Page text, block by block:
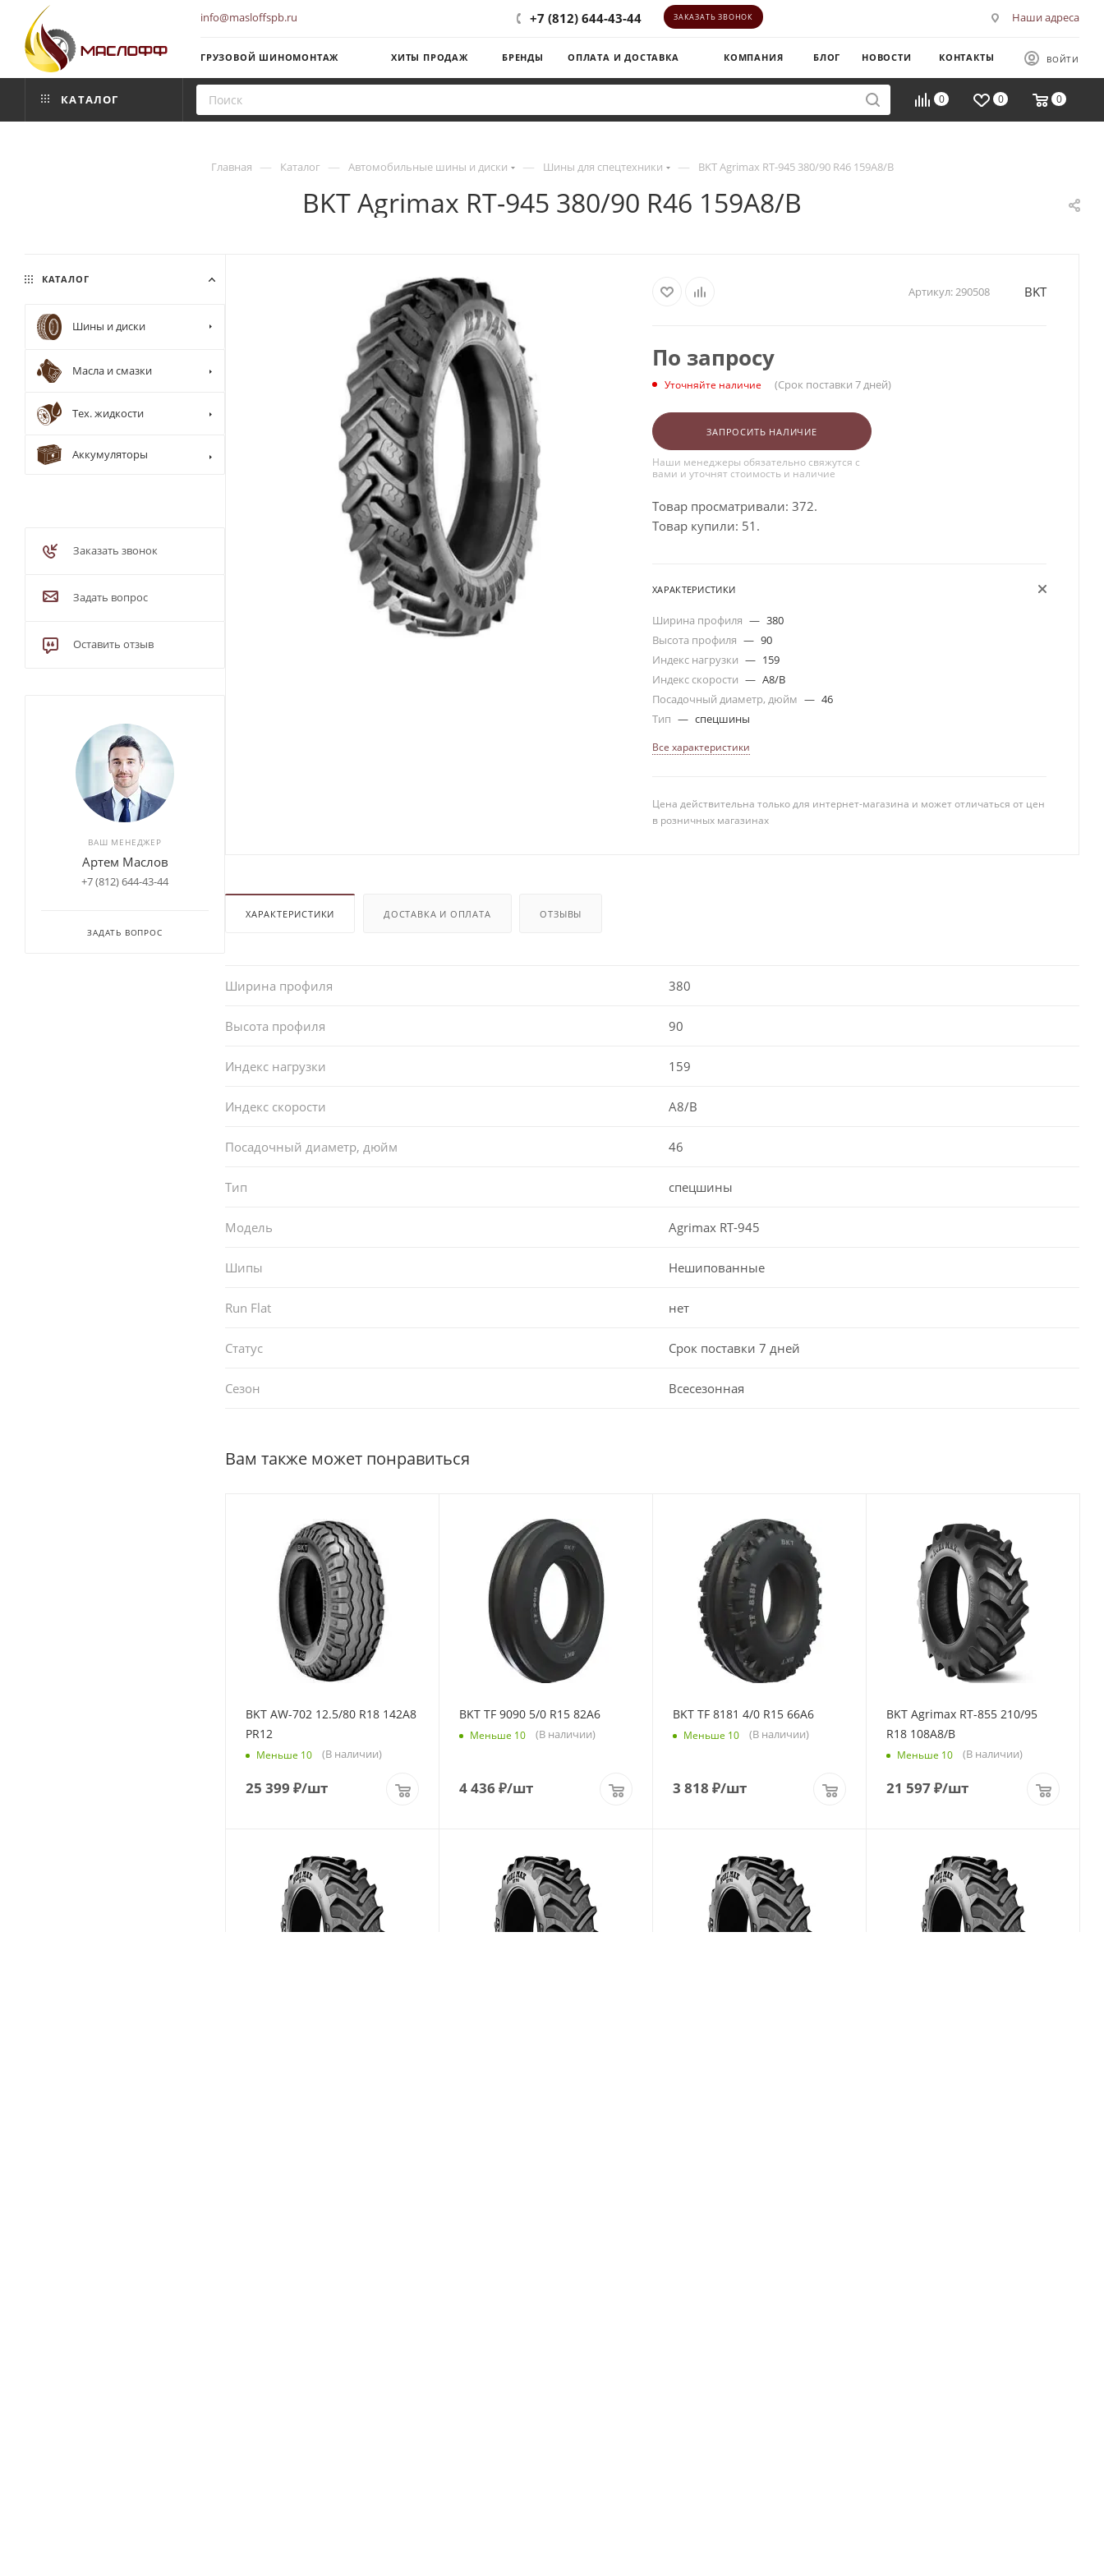
info@masloffspb.ru +7 (812) 644-43-44 ЗАКАЗАТЬ ЗВОНОК Наши адреса
ГРУЗОВОЙ ШИНОМОНТАЖ ХИТЫ ПРОДАЖ БРЕНДЫ ОПЛАТА И ДОСТАВКА КОМПАНИЯ БЛОГ НОВОСТИ КОНТАКТЫ ВОЙТИ
КАТАЛОГ 0 0 0
Главная — Каталог — Автомобильные шины и диски — Шины для спецтехники — BKT Agrimax RT-945 380/90 R46 159A8/B
BKT Agrimax RT-945 380/90 R46 159A8/B
Артикул:290508 BKT
По запросу
Уточняйте наличие (Срок поставки 7 дней)
ЗАПРОСИТЬ НАЛИЧИЕ
Наши менеджеры обязательно свяжутся с
вами и уточнят стоимость и наличие
Товар просматривали: 372.
Товар купили: 51.
ХАРАКТЕРИСТИКИ
Ширина профиля — 380
Высота профиля — 90
Индекс нагрузки — 159
Индекс скорости — A8/B
Посадочный диаметр, дюйм — 46
Тип — спецшины
Все характеристики
Цена действительна только для интернет-магазина и может отличаться от цен
в розничных магазинах
ХАРАКТЕРИСТИКИ ДОСТАВКА И ОПЛАТА ОТЗЫВЫ
Ширина профиля 380
Высота профиля 90
Индекс нагрузки 159
Индекс скорости A8/B
Посадочный диаметр, дюйм 46
Тип спецшины
Модель Agrimax RT-945
Шипы Нешипованные
Run Flat нет
Статус Срок поставки 7 дней
Сезон Всесезонная
Вам также может понравиться
BKT AW-702 12.5/80 R18 142A8
PR12
Меньше 10 (В наличии)
25 399 ₽/шт
BKT TF 9090 5/0 R15 82A6
Меньше 10 (В наличии)
4 436 ₽/шт
BKT TF 8181 4/0 R15 66A6
Меньше 10 (В наличии)
3 818 ₽/шт
BKT Agrimax RT-855 210/95
R18 108A8/B
Меньше 10 (В наличии)
21 597₽/шт
КАТАЛОГ
Шины и диски
Масла и смазки
Тех. жидкости
Аккумуляторы
Заказать звонок
Задать вопрос
Оставить отзыв
ВАШ МЕНЕДЖЕР
Артем Маслов
+7 (812) 644-43-44
ЗАДАТЬ ВОПРОС